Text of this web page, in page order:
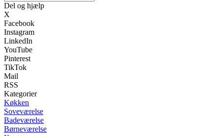
Del og hjælp
X
Facebook
Instagram
LinkedIn
YouTube
Pinterest
TikTok
Mail
RSS
Kategorier
Køkken
Soveværelse
Badeværelse
Børneværelse